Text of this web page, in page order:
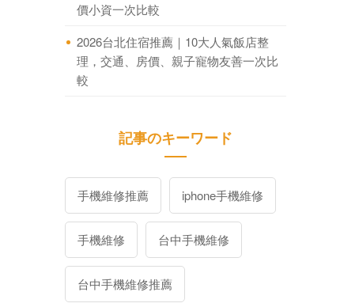
價小資一次比較
2026台北住宿推薦｜10大人氣飯店整
理，交通、房價、親子寵物友善一次比
較
記事のキーワード
手機維修推薦 iphone手機維修
手機維修 台中手機維修
台中手機維修推薦